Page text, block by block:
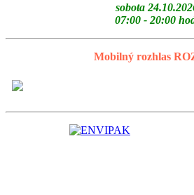
sobota
07:00 - 20:00
Mobilný rozhlas